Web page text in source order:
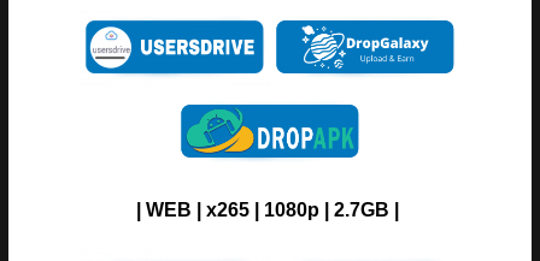
| WEB | x265 | 1080p | 2.7GB |